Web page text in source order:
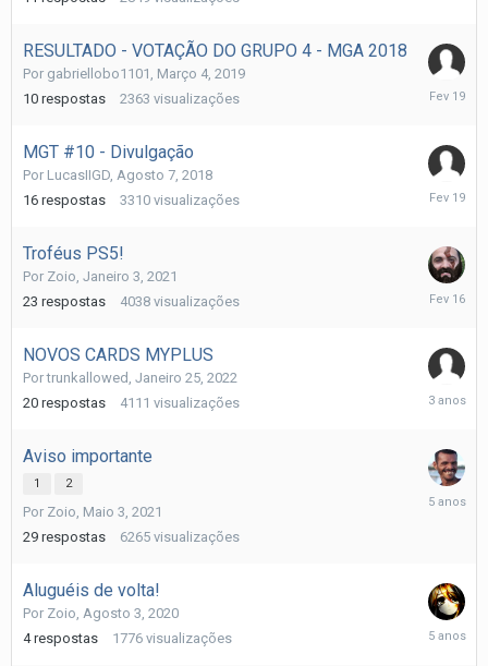
RESULTADO - VOTAÇÃO DO GRUPO 4 - MGA 2018
Por gabriellobo1101 , Março 4, 2019
10 respostas 2363 visualizações
Fevereiro
MGT #10 - Divulgação
Por LucasIIGD, Agosto 7, 2018
16 respostas 3310 visualizações
Fevereiro
Troféus PS5!
Por Zoio, Janeiro 3, 2021
23 respostas 4038 visualizações
Fevereiro
NOVOS CARDS MYPLUS
Portrunkallowed , Janeiro 25, 2022
20 respostas 4111 visualizações
Fevereiro
Aviso importante
1 2
Por Zoio, Maio 3, 2021
29 respostas 6265 visualizações
Maio
Aluguéis de volta!
Por Zoio, Agosto 3, 2020
4 respostas 1776 visualizações
Abril